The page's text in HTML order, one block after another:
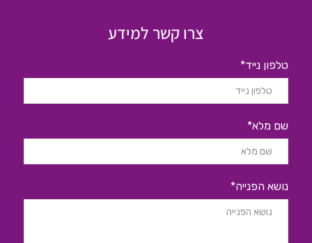
צרו קשר למידע
טלפון נייד*
שם מלא*
נושא הפנייה*